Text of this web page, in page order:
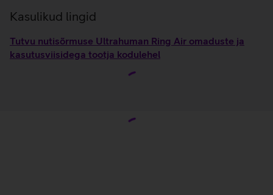
Kasulikud lingid
Tutvu nutisõrmuse Ultrahuman Ring Air omaduste ja
kasutusviisidega tootja kodulehel